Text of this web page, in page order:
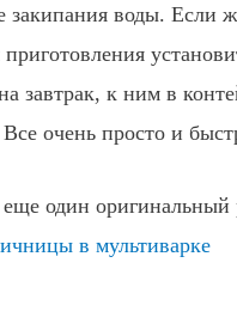
закипания воды. Если
завтрак, к ним в
очень просто и
один оригинальный
в мультиварке